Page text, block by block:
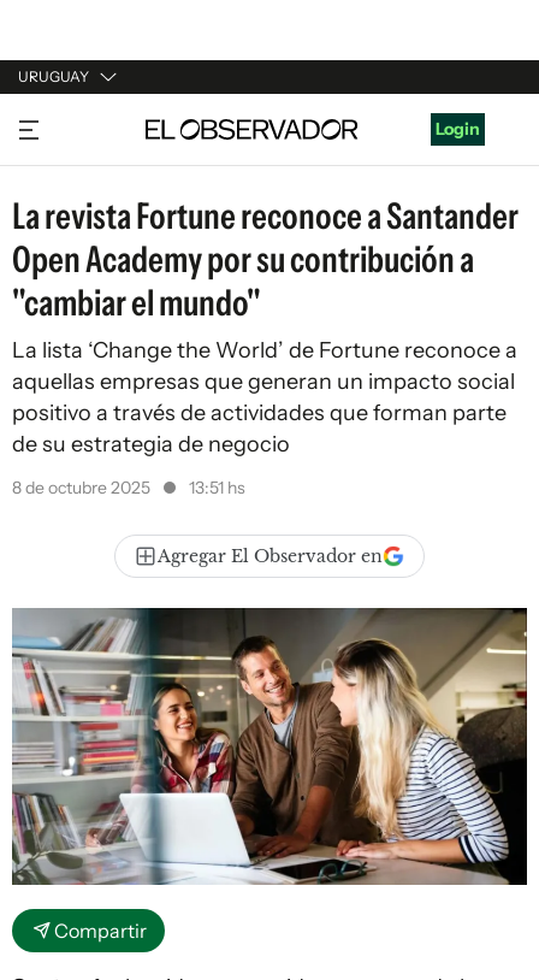
URUGUAY
URUGUAY
ARGENTINA
ESPAÑA
ESTADOS UNIDOS
Login
La revista Fortune reconoce a Santander
Open Academy por su contribución a
"cambiar el mundo"
La lista ‘Change the World’ de Fortune reconoce a
aquellas empresas que generan un impacto social
positivo a través de actividades que forman parte
de su estrategia de negocio
8 de octubre 2025 13:51 hs
Agregar El Observador en
Compartir